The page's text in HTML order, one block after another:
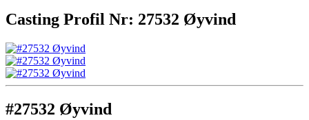
Casting Profil Nr: 27532 Øyvind
#27532 Øyvind